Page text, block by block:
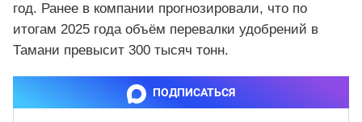
год. Ранее в компании прогнозировали, что по
итогам 2025 года объём перевалки удобрений в
Тамани превысит 300 тысяч тонн.
ПОДПИСАТЬСЯ